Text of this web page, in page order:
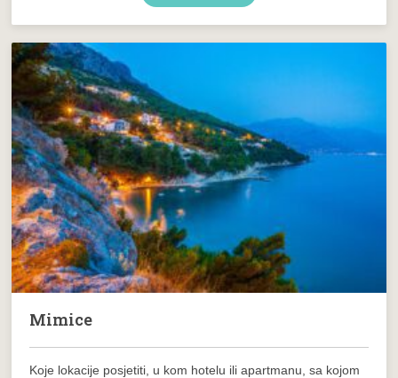
Mimice
Koje lokacije posjetiti, u kom hotelu ili apartmanu, sa kojom